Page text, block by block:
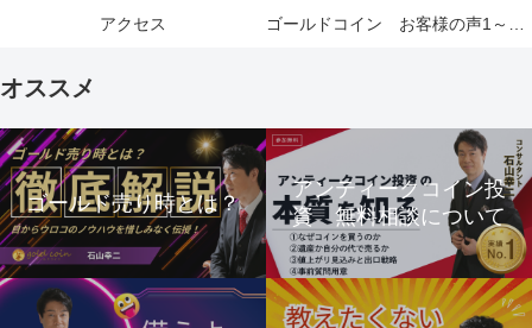
アクセス ゴールドコイン お客様の声1～6ページ
オススメ
ゴールド売り時とは？
アンティークコイン投
資 無料相談について